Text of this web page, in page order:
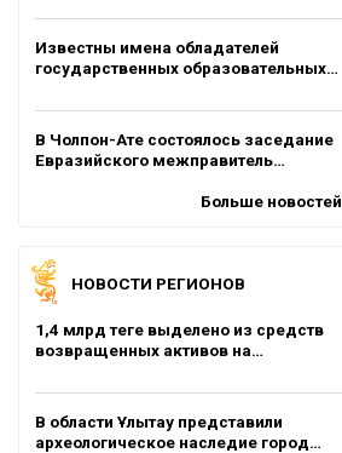
Известны имена обладателей
государственных образовательных…
В Чолпон-Ате состоялось заседание
Евразийского межправитель…
Больше новостей
НОВОСТИ РЕГИОНОВ
1,4 млрд теңге выделено из средств
возвращенных активов на…
В области Ұлытау представили
археологическое наследие город…